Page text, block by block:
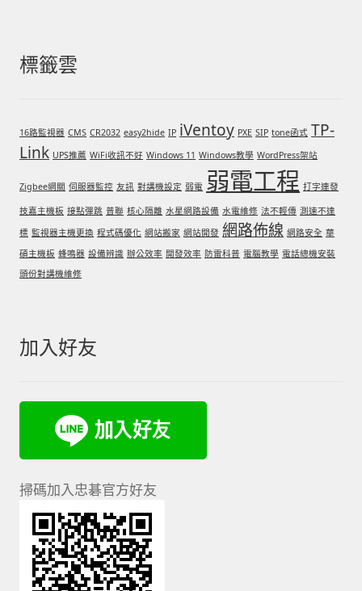
標籤雲
16路監視器 CMS CR2032 easy2hide IP iVentoy PXE SIP tone函式 TP-
Link UPS推薦 WiFi收訊不好 Windows 11 Windows教學 WordPress架站
Zigbee網關 伺服器監控 友訊 對講機設定 弱電 弱電工程 打字連發
技嘉主機板 接點彈跳 普聯 核心隔離 水星網路設備 水電維修 法不輕傳 測速不達
標 監視器主機更換 程式碼優化 網站搬家 網站開發 網路佈線 網路安全 華
碩主機板 蜂鳴器 設備辨識 辦公效率 開發效率 防雷科普 電腦教學 電話總機安裝
頭份對講機維修
加入好友
掃碼加入忠碁官方好友